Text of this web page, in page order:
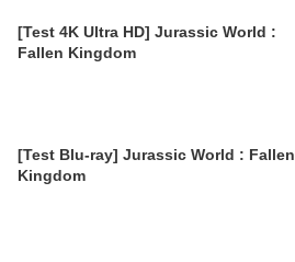
[Test 4K Ultra HD] Jurassic World :
Fallen Kingdom
[Test Blu-ray] Jurassic World : Fallen
Kingdom